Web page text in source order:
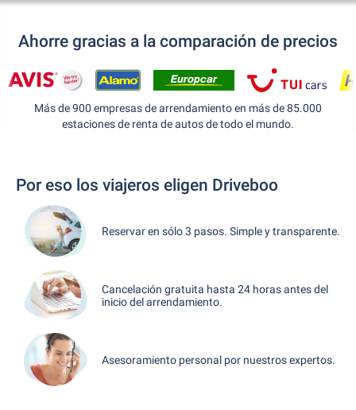
Ahorre gracias a la comparación de precios
Más de 900 empresas de arrendamiento en más de 85.000
estaciones de renta de autos de todo el mundo.
Por eso los viajeros eligen Driveboo
Reservar en sólo 3 pasos. Simple y transparente.
Cancelación gratuita hasta 24 horas antes del
inicio del arrendamiento.
Asesoramiento personal por nuestros expertos.